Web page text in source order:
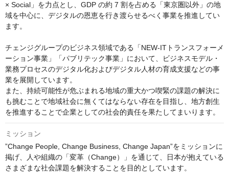
× Social」を力点とし、GDP の約 7 割を占める「東京圏以外」の地
域を中心に、デジタルの恩恵を行き渡らせるべく事業を推進してい
ます。
チェンジグループのビジネス領域である「NEW-ITトランスフォーメ
ーション事業」「パブリテック事業」において、ビジネスモデル・
業務プロセスのデジタル化およびデジタル人材の育成支援などの事
業を展開しています。
また、持続可能性が危ぶまれる地域の重大かつ喫緊の課題の解決に
も挑むことで地域社会に無くてはならない存在を目指し、地方創生
を推進することで企業としての社会的責任を果たしてまいります。
ミッション
”Change People, Change Business, Change Japan”をミッションに
掲げ、人や組織の「変革（Change）」を通じて、日本が抱えている
さまざまな社会課題を解決することを目的としています。